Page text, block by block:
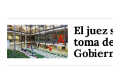
El juez
toma